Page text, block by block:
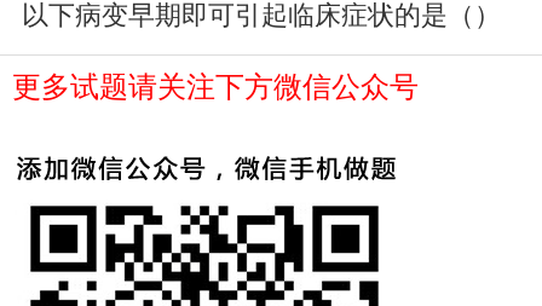
以下病变早期即可引起临床症状的是（）
更多试题请关注下方微信公众号